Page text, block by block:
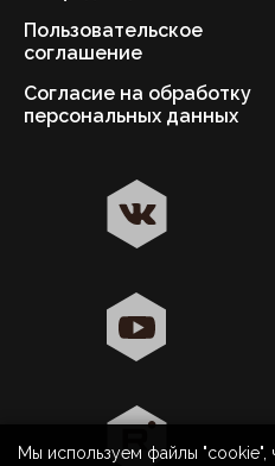
8 800 500 40 40
Да
Пользовательское
соглашение
Согласие на обработку
персональных данных
Мы используем файлы "cookie",